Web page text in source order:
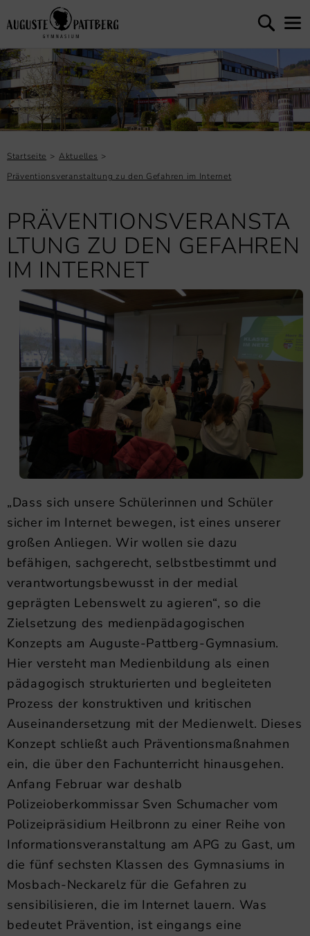
Startseite
Aktuelles
Präventionsveranstaltung zu den Gefahren im Internet
PRÄVENTIONSVERANSTA
LTUNG ZU DEN GEFAHREN
IM INTERNET
„Dass sich unsere Schülerinnen und Schüler
sicher im Internet bewegen, ist eines unserer
großen Anliegen. Wir wollen sie dazu
befähigen, sachgerecht, selbstbestimmt und
verantwortungsbewusst in der medial
geprägten Lebenswelt zu agieren“, so die
Zielsetzung des medienpädagogischen
Konzepts am Auguste-Pattberg-Gymnasium.
Hier versteht man Medienbildung als einen
pädagogisch strukturierten und begleiteten
Prozess der konstruktiven und kritischen
Auseinandersetzung mit der Medienwelt. Dieses
Konzept schließt auch Präventionsmaßnahmen
ein, die über den Fachunterricht hinausgehen.
Anfang Februar war deshalb
Polizeioberkommissar Sven Schumacher vom
Polizeipräsidium Heilbronn zu einer Reihe von
Informationsveranstaltung am APG zu Gast, um
die fünf sechsten Klassen des Gymnasiums in
Mosbach-Neckarelz für die Gefahren zu
sensibilisieren, die im Internet lauern. Was
bedeutet Prävention, ist eingangs eine